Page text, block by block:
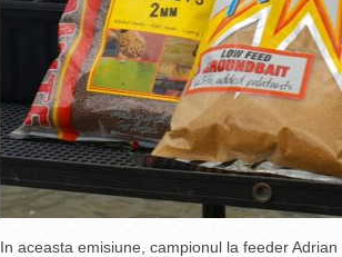
In aceasta emisiune, campionul la feeder